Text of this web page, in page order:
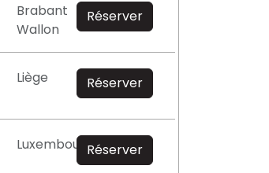
Brabant
Wallon
Réserver
Liège Réserver
LuxembourgRéserver